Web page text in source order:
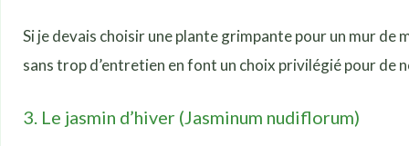
Si je devais choisir une plante grimpante pour un mur de
sans trop d’entretien en font un choix privilégié pour de
3. Le jasmin d’hiver (Jasminum nudiflorum)